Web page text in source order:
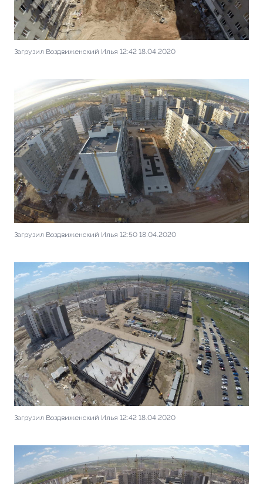
Загрузил Воздвиженский Илья 12:42 18.04.2020
Загрузил Воздвиженский Илья 12:50 18.04.2020
Загрузил Воздвиженский Илья 12:42 18.04.2020